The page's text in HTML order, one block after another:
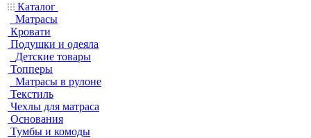
Каталог
Матрасы
Кровати
Подушки и одеяла
Детские товары
Топперы
Матрасы в рулоне
Текстиль
Чехлы для матраса
Основания
Тумбы и комоды